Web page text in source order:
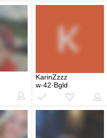
KarinZzzz
w·42·Bgld